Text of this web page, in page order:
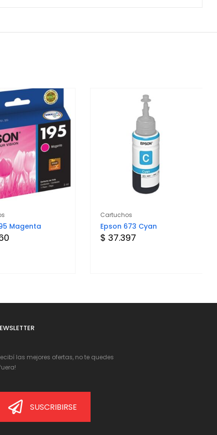
Magenta
Cartuchos
Epson 673 Cyan
$ 37.397
las mejores ofertas, no te quedes
SUSCRIBIRSE